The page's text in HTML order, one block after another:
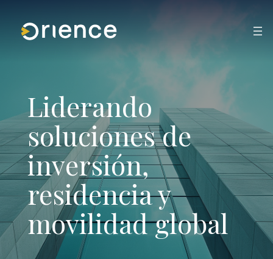
contenido
Liderando
soluciones de
inversión,
residencia y
movilidad global